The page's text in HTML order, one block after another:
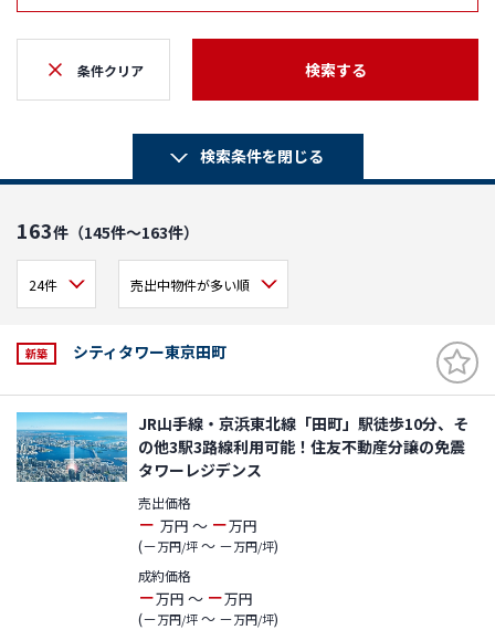
条件クリア 検索する
検索条件を閉じる
163件（145件～163件）
新築 シティタワー東京田町
JR山手線・京浜東北線「田町」駅徒歩10分、そ
の他3駅3路線利用可能！住友不動産分譲の免震
タワーレジデンス
売出価格
－ 万円 ～ －万円
(－万円/坪～ －万円/坪)
成約価格
－万円 ～ －万円
(－万円/坪～ －万円/坪)